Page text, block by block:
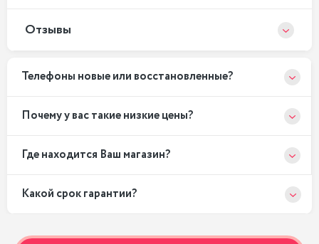
Отзывы
Телефоны новые или восстановленные?
Почему у вас такие низкие цены?
Где находится Ваш магазин?
Какой срок гарантии?